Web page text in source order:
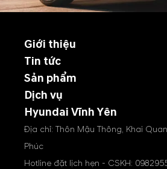
Giới thiệu
Tin tức
Sản phẩm
Dịch vụ
Hyundai Vĩnh Yên
Địa chỉ: Thôn Mậu Thông, Khai
Phúc
Hotline đặt lịch hẹn - CSKH: